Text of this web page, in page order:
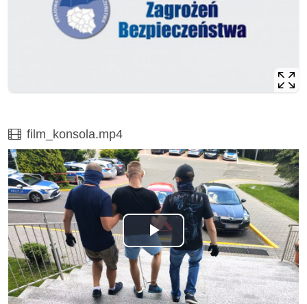
Film
film_konsola.mp4
Odtwórz
wideo